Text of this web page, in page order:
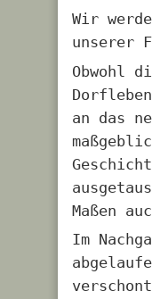
Wir
unserer
Obwohl
an das
Maßen
Im